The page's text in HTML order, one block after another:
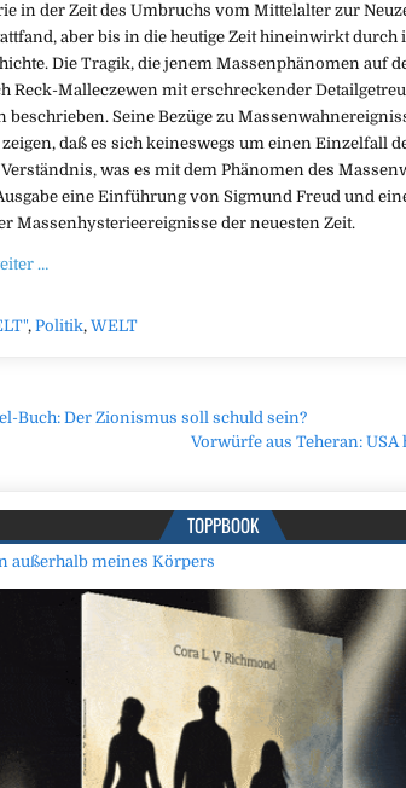
in der Zeit des Umbruchs vom Mittelalter zur
aber bis in die heutige Zeit hineinwirkt durch
Die Tragik, die jenem Massenphänomen auf
Reck-Malleczewen mit erschreckender
beschrieben. Seine Bezüge zu
daß es sich keineswegs um einen Einzelfall
was es mit dem Phänomen des
eine Einführung von Sigmund Freud und
Massenhysterieereignisse der neuesten Zeit.
…
,Politik,WELT
Buch: Der Zionismus soll schuld sein?
Vorwürfe aus Teheran:
TOPPBOOK
außerhalb meines Körpers